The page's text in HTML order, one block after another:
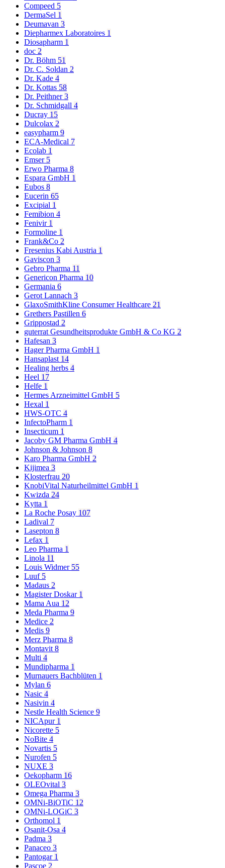
Compeed 5
DermaSel 1
Deumavan 3
Diepharmex Laboratoires 1
Diosapharm 1
doc 2
Dr. Böhm 51
Dr. C. Soldan 2
Dr. Kade 4
Dr. Kottas 58
Dr. Peithner3
Dr. Schmidgall 4
Ducray 15
Dulcolax 2
easypharm 9
ECA-Medical 7
Ecolab 1
Emser 5
Erwo Pharma 8
Espara GmbH 1
Eubos 8
Eucerin 65
Excipial 1
Femibion 4
Fenivir 1
Formoline 1
Frank&Co 2
Fresenius Kabi Austria 1
Gaviscon 3
Gebro Pharma 11
Genericon Pharma 10
Germania 6
Gerot Lannach 3
GlaxoSmithKline Consumer Healthcare 21
Grethers Pastillen 6
Grippostad 2
guterrat Gesundheitsprodukte GmbH & Co KG 2
Hafesan 3
Hager Pharma GmbH 1
Hansaplast 14
Healing herbs 4
Heel 17
Helfe 1
Hermes Arzneimittel GmbH 5
Hexal 1
HWS-OTC 4
InfectoPharm 1
Insecticum 1
Jacoby GM Pharma GmbH 4
Johnson & Johnson 8
Karo Pharma GmbH 2
Kijimea 3
Klosterfrau 20
KnobiVital Naturheilmittel GmbH 1
Kwizda 24
Kytta 1
La Roche Posay 107
Ladival 7
Lasepton 8
Lefax 1
Leo Pharma 1
Linola 11
Louis Widmer 55
Luuf 5
Madaus 2
Magister Doskar 1
Mama Aua 12
Meda Pharma 9
Medice 2
Medis 9
Merz Pharma 8
Montavit 8
Multi 4
Mundipharma 1
Murnauers Bachblüten 1
Mylan 6
Nasic 4
Nasivin 4
Nestle Health Science 9
NICApur 1
Nicorette 5
NoBite 4
Novartis 5
Nurofen 5
NUXE 3
Oekopharm 16
OLEOvital 3
Omega Pharma 3
OMNi-BiOTiC 12
OMNi-LOGiC 3
Orthomol 1
Osanit-Osa 4
Padma 3
Panaceo 3
Pantogar 1
Pascoe 2